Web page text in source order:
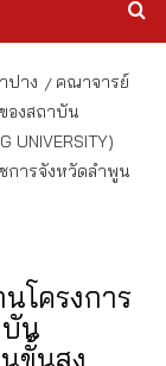
ปาง
คณาจารย์
องสถาบัน
UNIVERSITY)
การจังหวัดลำพูน
โครงการ
น
ขั้นสูง